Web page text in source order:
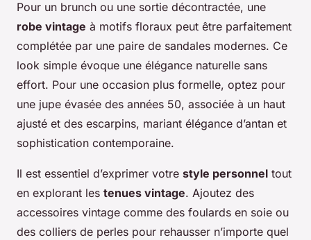
Pour un brunch ou une sortie décontractée, une
robe vintage à motifs floraux peut être parfaitement
complétée par une paire de sandales modernes. Ce
look simple évoque une élégance naturelle sans
effort. Pour une occasion plus formelle, optez pour
une jupe évasée des années 50, associée à un haut
ajusté et des escarpins, mariant élégance d’antan et
sophistication contemporaine.
Il est essentiel d’exprimer votre style personnel tout
en explorant les tenues vintage. Ajoutez des
accessoires vintage comme des foulards en soie ou
des colliers de perles pour rehausser n’importe quel